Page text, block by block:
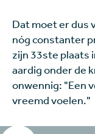
Dat moet er dus
nóg constanter
zijn 33ste plaats
aardig onder de
onwennig: "Een
vreemd voelen."